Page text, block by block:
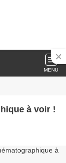
MENU
à voir !